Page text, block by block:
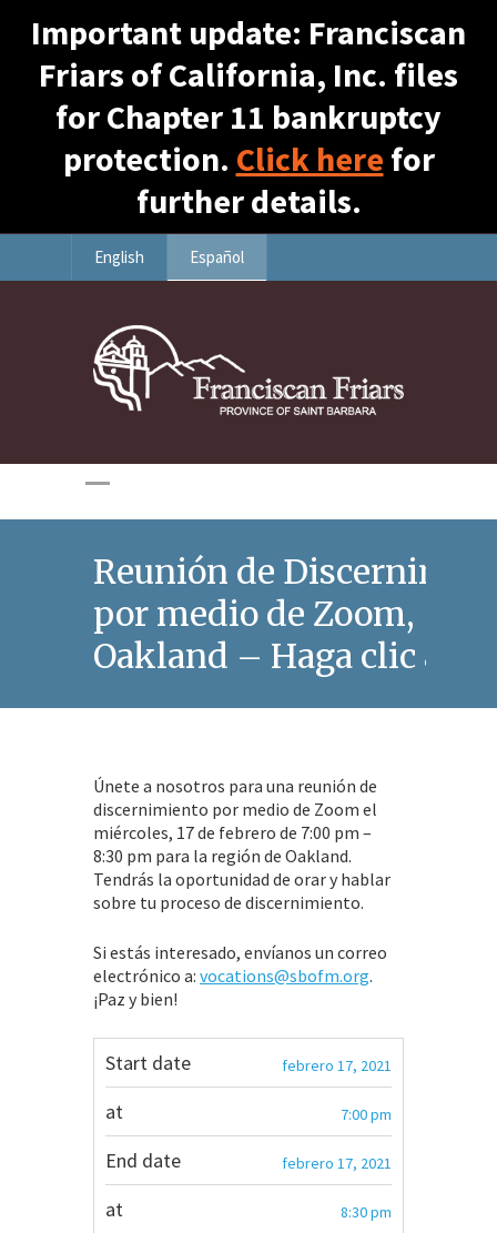
Important update: Franciscan
Friars of California, Inc. files
for Chapter 11 bankruptcy
protection. Click here for
further details.
English Español
Reunión de
por medio de Zoom,
Oakland – Haga clic aqui
Únete a nosotros para una reunión de
discernimiento por medio de Zoom el
miércoles, 17 de febrero de 7:00 pm –
8:30 pm para la región de Oakland.
Tendrás la oportunidad de orar y hablar
sobre tu proceso de discernimiento.
Si estás interesado, envíanos un correo
electrónico a: vocations@sbofm.org.
¡Paz y bien!
Start date febrero 17, 2021
at 7:00 pm
End date febrero 17, 2021
at 8:30 pm